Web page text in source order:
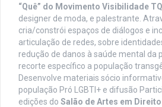
“Quê” do Movimento Visibilidade
designer de moda, e palestrante.
cria/constrói espaços de diálogos e
articulação de redes, sobre
redução de danos à saúde mental da
recorte específico a população
Desenvolve materiais sócio
população Pró LGBTI+ e difusão
edições do Salão de Artes em